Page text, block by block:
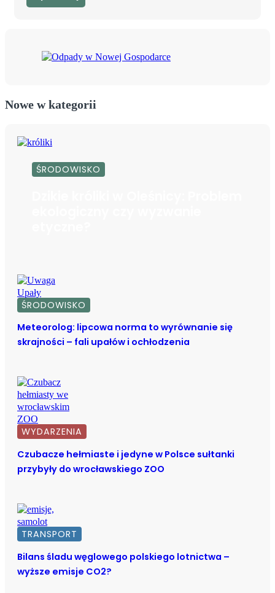
Nowe w kategorii
ŚRODOWISKO
ŚRODOWISKO
Meteorolog: lipcowa norma to wyrównanie się
skrajności – fali upałów i ochłodzenia
WYDARZENIA
Czubacze hełmiaste i jedyne w Polsce sułtanki
przybyły do wrocławskiego ZOO
TRANSPORT
Bilans śladu węglowego polskiego lotnictwa –
wyższe emisje CO2?